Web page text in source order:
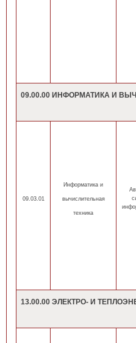
09.00.00 ИНФОРМАТИКА И
09.03.01
Информатика и
вычислительная
техника
13.00.00 ЭЛЕКТРО- И